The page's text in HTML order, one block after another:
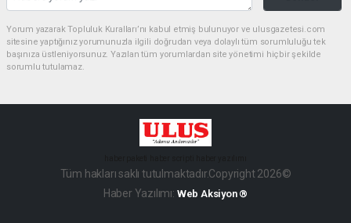
Yorum yazarak Topluluk Kuralları’nı kabul etmiş bulunuyor ve ulusgazetesi.com
sitesine yaptığınız yorumunuzla ilgili doğrudan veya dolaylı tüm sorumluluğu tek
başınıza üstleniyorsunuz. Yazılan tüm yorumlardan site yönetimi hiçbir şekilde
sorumlu tutulamaz.
Tüm hakları saklı tutulmaktadır.Copyright 2026©
Haber Yazılımı: Web Aksiyon ®